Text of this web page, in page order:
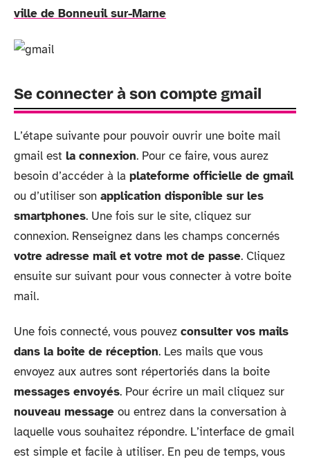
ville de Bonneuil sur-Marne
Se connecter à son compte gmail
L’étape suivante pour pouvoir ouvrir une boite mail
gmail est la connexion. Pour ce faire, vous aurez
besoin d’accéder à la plateforme officielle de gmail
ou d’utiliser son application disponible sur les
smartphones. Une fois sur le site, cliquez sur
connexion. Renseignez dans les champs concernés
votre adresse mail et votre mot de passe. Cliquez
ensuite sur suivant pour vous connecter à votre boite
mail.
Une fois connecté, vous pouvez consulter vos mails
dans la boite de réception. Les mails que vous
envoyez aux autres sont répertoriés dans la boite
messages envoyés. Pour écrire un mail cliquez sur
nouveau message ou entrez dans la conversation à
laquelle vous souhaitez répondre. L’interface de gmail
est simple et facile à utiliser. En peu de temps, vous